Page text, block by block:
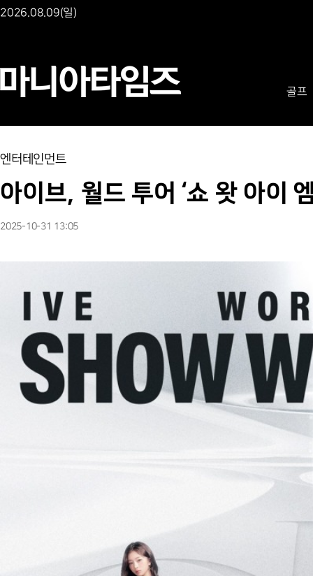
2026.08.09(일)
골프
엔터테인먼트
아이브, 월드 투어 ‘쇼 왓 아이
2025-10-31 13:05